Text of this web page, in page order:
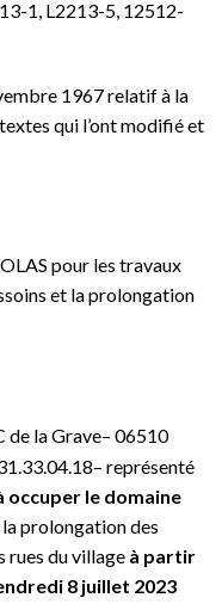
1, L2213-5, 12512-
1967 relatif à la
qui l’ont modifié et
pour les travaux
et la prolongation
de la Grave– 06510
représenté
occuper le domaine
la prolongation des
rues du village à partir
8 juillet 2023